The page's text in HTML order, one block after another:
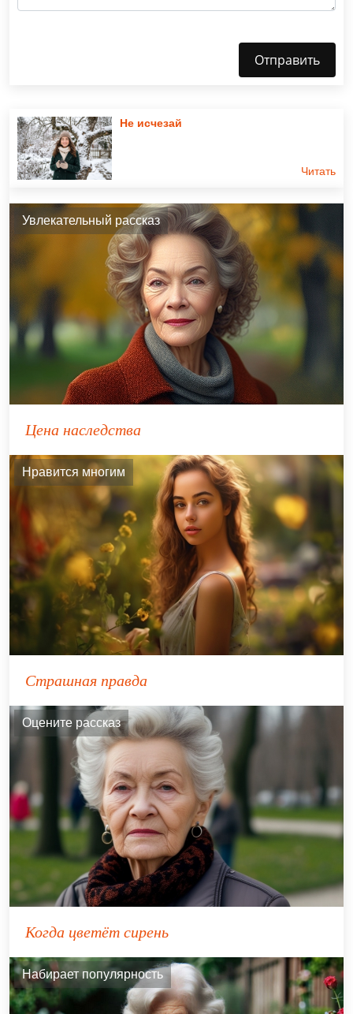
Отправить
Не исчезай
Читать
Увлекательный рассказ
Цена наследства
Нравится многим
Страшная правда
Оцените рассказ
Когда цветёт сирень
Набирает популярность